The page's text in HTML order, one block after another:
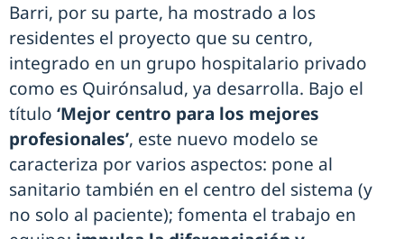
Barri, por su parte, ha mostrado a los
residentes el proyecto que su centro,
integrado en un grupo hospitalario privado
como es Quirónsalud, ya desarrolla. Bajo el
título ‘Mejor centro para los mejores
profesionales’, este nuevo modelo se
caracteriza por varios aspectos: pone al
sanitario también en el centro del sistema (y
no solo al paciente); fomenta el trabajo en